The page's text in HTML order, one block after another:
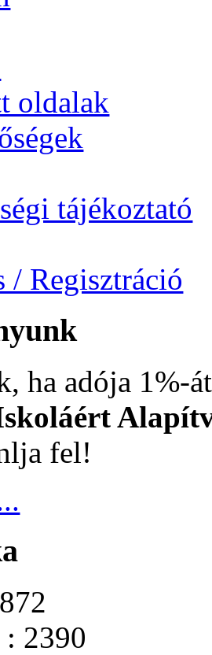
oldalak
tájékoztató
/ Regisztráció
ha adója 1%-
fel!
: 2390